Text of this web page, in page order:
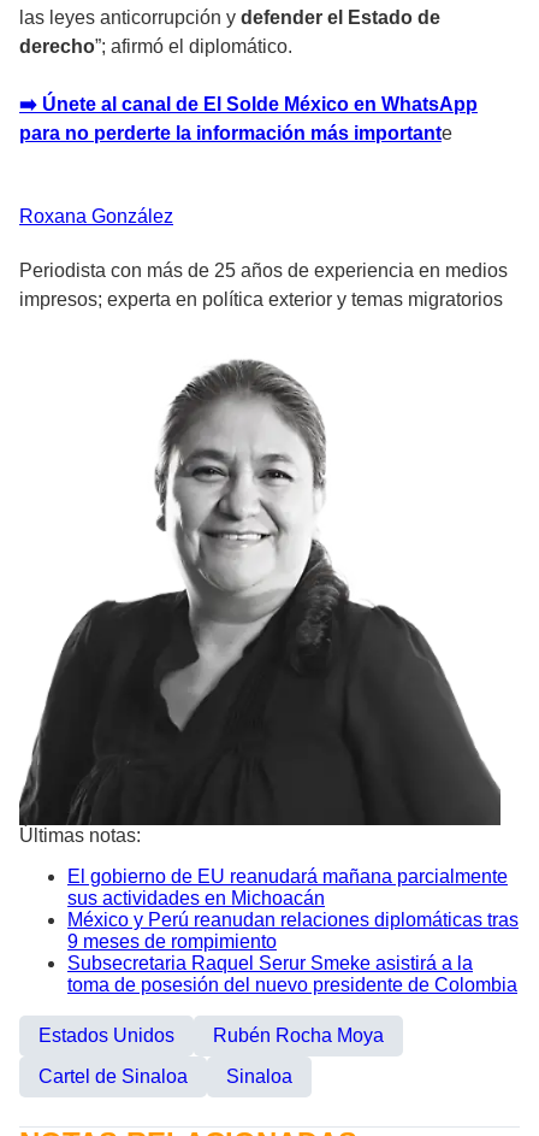
las leyes anticorrupción y defender el Estado de
derecho”; afirmó el diplomático.
➡️ Únete al canal de El Solde México en WhatsApp
para no perderte la información más importante
Roxana González
Periodista con más de 25 años de experiencia en medios
impresos; experta en política exterior y temas migratorios
Últimas notas:
El gobierno de EU reanudará mañana parcialmente
sus actividades en Michoacán
México y Perú reanudan relaciones diplomáticas tras
9 meses de rompimiento
Subsecretaria Raquel Serur Smeke asistirá a la
toma de posesión del nuevo presidente de Colombia
Estados Unidos
Rubén Rocha Moya
Cartel de Sinaloa
Sinaloa